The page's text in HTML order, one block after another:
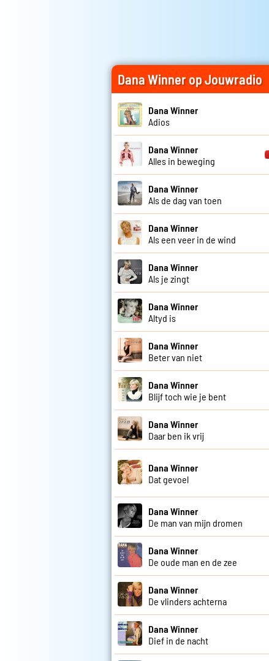
Dana Winner op Jouwradio
Dana Winner
Adios
Dana Winner
Alles in beweging
Dana Winner
Als de dag van toen
Dana Winner
Als een veer in de wind
Dana Winner
Als je zingt
Dana Winner
Altyd is
Dana Winner
Beter van niet
Dana Winner
Blijf toch wie je bent
Dana Winner
Daar ben ik vrij
Dana Winner
Dat gevoel
Dana Winner
De man van mijn dromen
Dana Winner
De oude man en de zee
Dana Winner
De vlinders achterna
Dana Winner
Dief in de nacht